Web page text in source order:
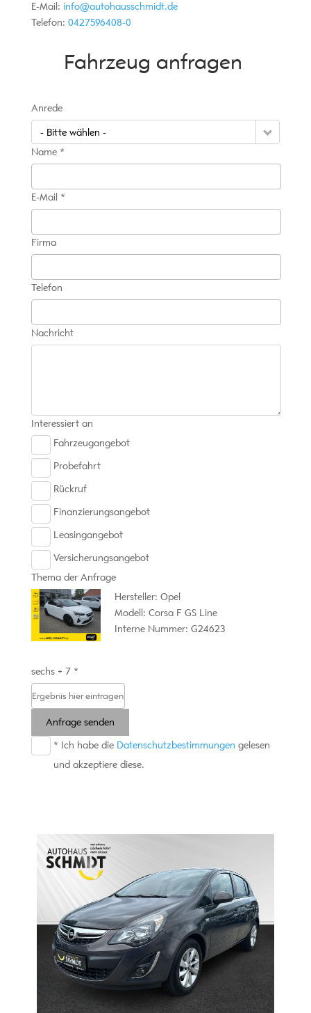
E-Mail: info@autohausschmidt.de
Telefon: 0427596408-0
Fahrzeug anfragen
Anrede
- Bitte wählen -
Name *
E-Mail *
Firma
Telefon
Nachricht
Interessiert an
Fahrzeugangebot
Probefahrt
Rückruf
Finanzierungsangebot
Leasingangebot
Versicherungsangebot
Thema der Anfrage
Hersteller: Opel
Modell: Corsa F GS Line
Interne Nummer: G24623
sechs + 7 *
Anfrage senden
* Ich habe die Datenschutzbestimmungen gelesen
und akzeptiere diese.